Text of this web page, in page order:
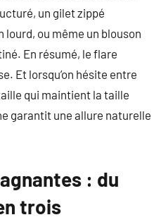
un gilet zippé
ou même un blouson
En résumé, le flare
Et lorsqu’on hésite entre
qui maintient la taille
garantit une allure naturelle
: du
trois